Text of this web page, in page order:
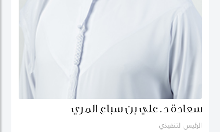
سعادة د. علي بن سباع المري
الرئيس التنفيذي